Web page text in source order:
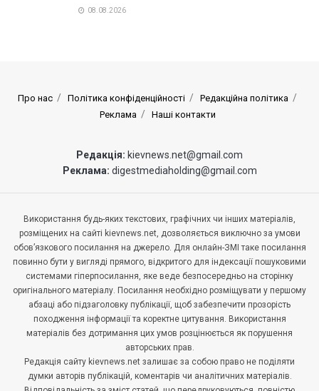
08.08.2026
Про нас Політика конфіденційності
Редакційна політика
Реклама
Наші контакти
Редакція: kievnews.net@gmail.com
Реклама: digestmediaholding@gmail.com
Використання будь-яких текстових, графічних чи інших матеріалів,
розміщених на сайті kievnews.net, дозволяється виключно за умови
обов’язкового посилання на джерело. Для онлайн-ЗМІ таке посилання
повинно бути у вигляді прямого, відкритого для індексації пошуковими
системами гіперпосилання, яке веде безпосередньо на сторінку
оригінального матеріалу. Посилання необхідно розміщувати у першому
абзаці або підзаголовку публікації, щоб забезпечити прозорість
походження інформації та коректне цитування. Використання
матеріалів без дотримання цих умов розцінюється як порушення
авторських прав.
Редакція сайту kievnews.net залишає за собою право не поділяти
думки авторів публікацій, коментарів чи аналітичних матеріалів.